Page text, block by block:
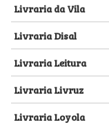
Livraria da Vila
Livraria Disal
Livraria Leitura
Livraria Livruz
Livraria Loyola